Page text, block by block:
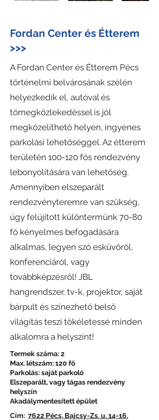
Fordan Center és Étterem
>>>
A Fordan Center és Étterem Pécs
történelmi belvárosának szélén
helyezkedik el, autóval és
tömegközlekedéssel is jól
megközelíthető helyen, ingyenes
parkolási lehetőséggel. Az étterem
területén 100-120 fős rendezvény
lebonyolítására van lehetőség.
Amennyiben elszeparált
rendezvényteremre van szükség,
úgy felújított különtermünk 70-80
fő kényelmes befogadására
alkalmas, legyen szó esküvőről,
konferenciáról, vagy
továbbképzésről! JBL
hangrendszer, tv-k, projektor, saját
bárpult és színezhető belső
világítás teszi tökéletessé minden
alkalomra a helyszínt!
Termek száma: 2
Max. létszám: 120 fő
Parkolás: saját parkoló
Elszeparált, vagy tágas rendezvény
helyszín
Akadálymentesített épület
Cím: 7622 Pécs, Bajcsy-Zs. u. 14-16.